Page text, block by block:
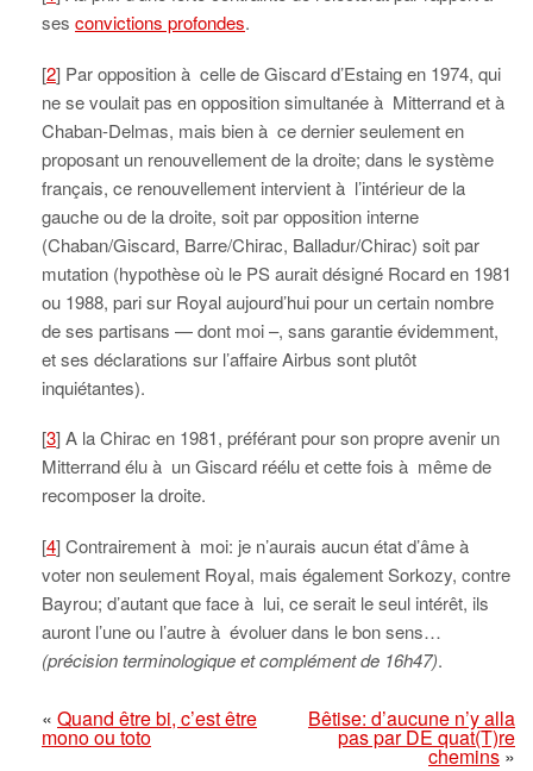
ses convictions profondes.
[2] Par opposition à celle de Giscard d’Estaing en 1974, qui
ne se voulait pas en opposition simultanée à Mitterrand et à
Chaban-Delmas, mais bien à ce dernier seulement en
proposant un renouvellement de la droite; dans le système
français, ce renouvellement intervient à l’intérieur de la
gauche ou de la droite, soit par opposition interne
(Chaban/Giscard, Barre/Chirac, Balladur/Chirac) soit par
mutation (hypothèse où le PS aurait désigné Rocard en 1981
ou 1988, pari sur Royal aujourd’hui pour un certain nombre
de ses partisans — dont moi –, sans garantie évidemment,
et ses déclarations sur l’affaire Airbus sont plutôt
inquiétantes).
[3] A la Chirac en 1981, préférant pour son propre avenir un
Mitterrand élu à un Giscard réélu et cette fois à même de
recomposer la droite.
[4] Contrairement à moi: je n’aurais aucun état d’âme à
voter non seulement Royal, mais également Sorkozy, contre
Bayrou; d’autant que face à lui, ce serait le seul intérêt, ils
auront l’une ou l’autre à évoluer dans le bon sens…
(précision terminologique et complément de 16h47).
« Quand être bi, c’est être
mono ou toto
Bêtise: d’aucune n’y alla
pas par DE quat(T)re
chemins»